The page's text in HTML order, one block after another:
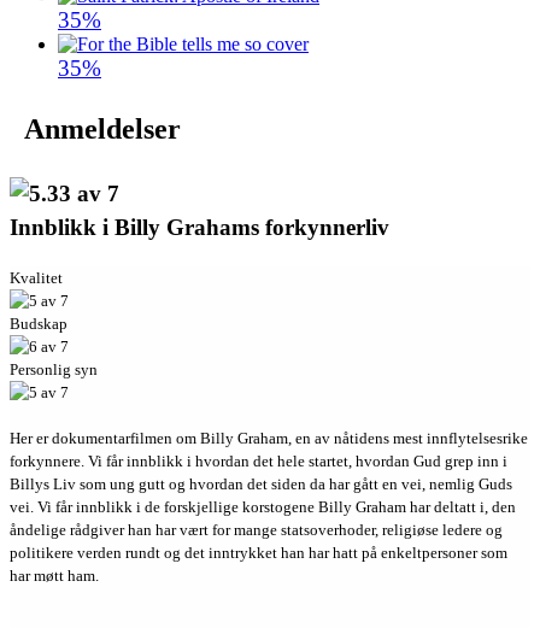
35%
35%
Anmeldelser
Innblikk i Billy Grahams forkynnerliv
Kvalitet
Budskap
Personlig syn
Her er dokumentarfilmen om Billy Graham, en av nåtidens mest innflytelsesrike
forkynnere. Vi får innblikk i hvordan det hele startet, hvordan Gud grep inn i
Billys Liv som ung gutt og hvordan det siden da har gått en vei, nemlig Guds
vei. Vi får innblikk i de forskjellige korstogene Billy Graham har deltatt i, den
åndelige rådgiver han har vært for mange statsoverhoder, religiøse ledere og
politikere verden rundt og det inntrykket han har hatt på enkeltpersoner som
har møtt ham.